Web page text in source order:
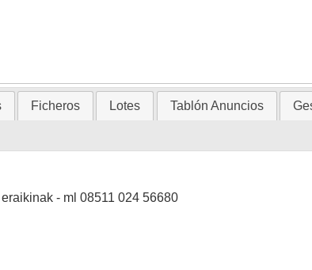
Ficheros Lotes Tablón Anuncios
- ml 08511 024 56680